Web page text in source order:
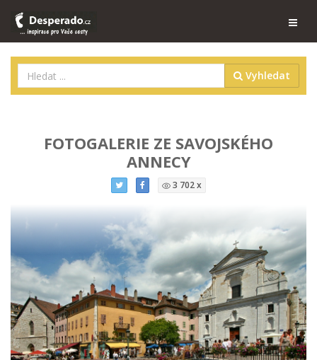
Vyhledat
FOTOGALERIE ZE SAVOJSKÉHO
ANNECY
3 702 x